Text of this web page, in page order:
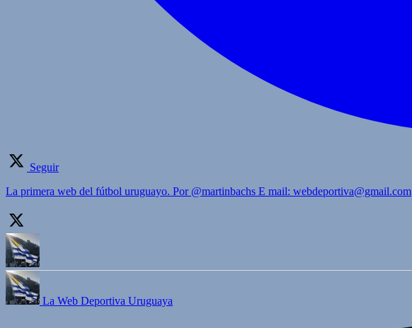
Seguir
La primera web del fútbol uruguayo. Por @martinbachs E mail: webdeportiva@gmail.com
La Web Deportiva Uruguaya